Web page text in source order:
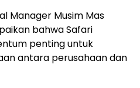
Manager Musim Mas
bahwa Safari
penting untuk
antara perusahaan dan